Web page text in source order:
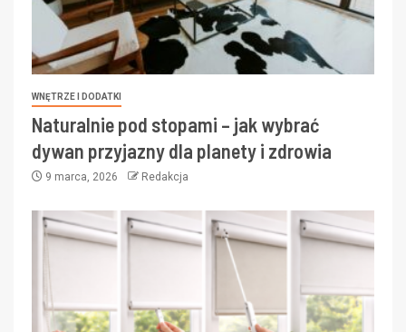
WNĘTRZE I DODATKI
Naturalnie pod stopami – jak wybrać
dywan przyjazny dla planety i zdrowia
9 marca, 2026 Redakcja